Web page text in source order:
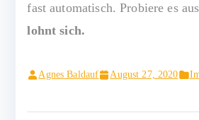
fast automatisch. Probiere es
lohnt sich.
Agnes Baldauf August 27, 2020